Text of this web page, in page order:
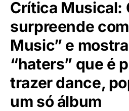
Crítica Musical:
surpreende
Music” e
“haters” que é
trazer dance,
um só álbum